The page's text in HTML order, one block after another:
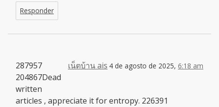
Responder
เน็ตบ้าน ais 4 de agosto de 2025, 6:18 am
287957
204867Dead
written
articles , appreciate it for entropy. 226391